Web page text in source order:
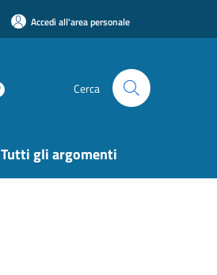
Accedi all'area personale
Cerca
Tutti gli argomenti